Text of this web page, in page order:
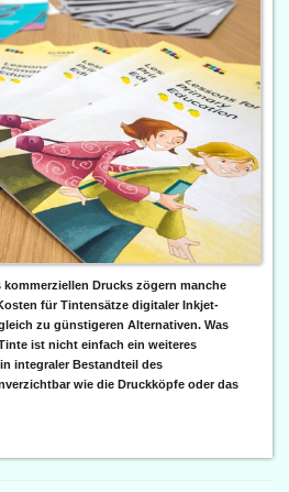
Drucks zögern manche
für Tintensätze digitaler Inkjet-
zu günstigeren Alternativen. Was
ist nicht einfach ein weiteres
integraler Bestandteil des
wie die Druckköpfe oder das